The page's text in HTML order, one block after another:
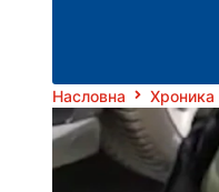
Насловна Хроника